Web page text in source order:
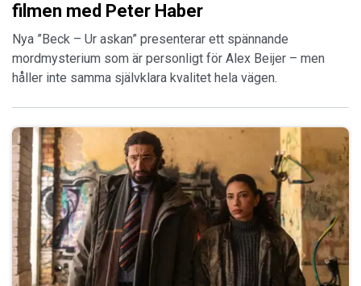
filmen med Peter Haber
Nya ”Beck – Ur askan” presenterar ett spännande
mordmysterium som är personligt för Alex Beijer – men
håller inte samma självklara kvalitet hela vägen.